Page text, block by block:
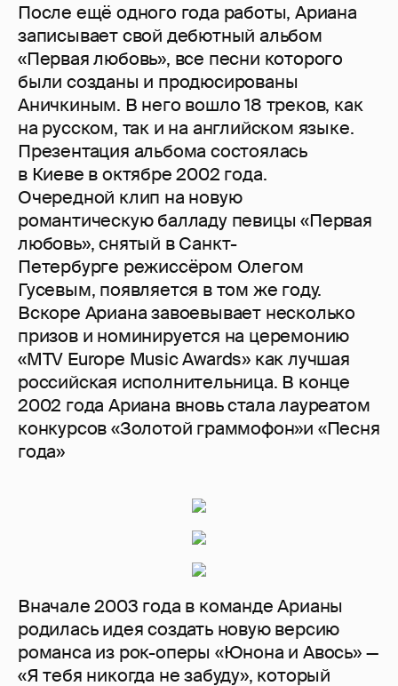
После ещё одного года работы, Ариана
записывает свой дебютный альбом
«Первая любовь», все песни которого
были созданы и продюсированы
Аничкиным. В него вошло 18 треков, как
на русском, так и на английском языке.
Презентация альбома состоялась
в Киеве в октябре 2002 года.
Очередной клип на новую
романтическую балладу певицы «Первая
любовь», снятый в Санкт-
Петербурге режиссёром Олегом
Гусевым, появляется в том же году.
Вскоре Ариана завоевывает несколько
призов и номинируется на церемонию
«MTV Europe Music Awards» как лучшая
российская исполнительница. В конце
2002 года Ариана вновь стала лауреатом
конкурсов «Золотой граммофон»и «Песня
года»
Вначале 2003 года в команде Арианы
родилась идея создать новую версию
романса из рок-оперы «Юнона и Авось» —
«Я тебя никогда не забуду», который